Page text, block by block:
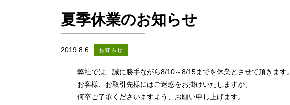
夏季休業のお知らせ
2019.8.6 お知らせ
弊社では、誠に勝手ながら8/10～8/15までを休業とさせて頂きます。
お客様、お取引先様にはご迷惑をお掛けいたしますが、
何卒ご了承くださいますよう、お願い申し上げます。